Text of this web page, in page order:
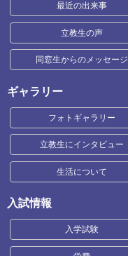
最近の出来事
立教生の声
同窓生からのメッセージ
ギャラリー
フォトギャラリー
立教生にインタビュー
生活について
入試情報
入学試験